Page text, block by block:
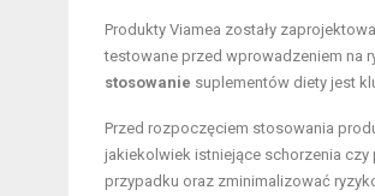
Produkty Viamea zostały
testowane przed wprowadzeniem na
stosowanie suplementów diety jest
Przed rozpoczęciem stosowania
jakiekolwiek istniejące schorzenia
przypadku oraz zminimalizować